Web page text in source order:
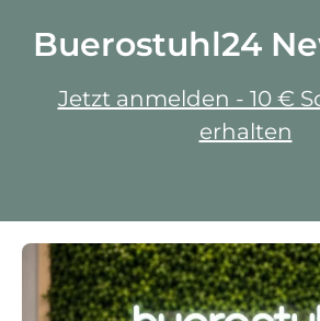
Buerostuhl24
Jetzt anmelden - 10 €
erhalten